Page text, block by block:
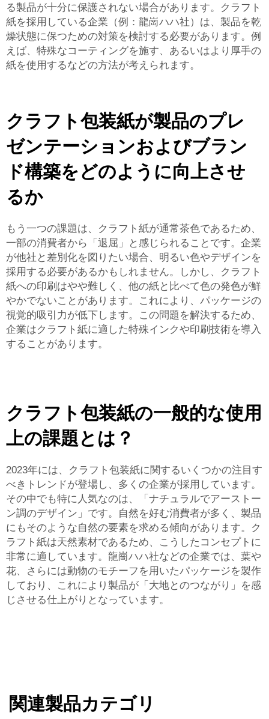
る製品が十分に保護されない場合があります。クラフト
紙を採用している企業（例：龍崗ハハ社）は、製品を乾
燥状態に保つための対策を検討する必要があります。例
えば、特殊なコーティングを施す、あるいはより厚手の
紙を使用するなどの方法が考えられます。
クラフト包装紙が製品のプレ
ゼンテーションおよびブラン
ド構築をどのように向上させ
るか
もう一つの課題は、クラフト紙が通常茶色であるため、
一部の消費者から「退屈」と感じられることです。企業
が他社と差別化を図りたい場合、明るい色やデザインを
採用する必要があるかもしれません。しかし、クラフト
紙への印刷はやや難しく、他の紙と比べて色の発色が鮮
やかでないことがあります。これにより、パッケージの
視覚的吸引力が低下します。この問題を解決するため、
企業はクラフト紙に適した特殊インクや印刷技術を導入
することがあります。
クラフト包装紙の一般的な使用
上の課題とは？
2023年には、クラフト包装紙に関するいくつかの注目す
べきトレンドが登場し、多くの企業が採用しています。
その中でも特に人気なのは、「ナチュラルでアーストー
ン調のデザイン」です。自然を好む消費者が多く、製品
にもそのような自然の要素を求める傾向があります。ク
ラフト紙は天然素材であるため、こうしたコンセプトに
非常に適しています。龍崗ハハ社などの企業では、葉や
花、さらには動物のモチーフを用いたパッケージを製作
しており、これにより製品が「大地とのつながり」を感
じさせる仕上がりとなっています。
関連製品カテゴリ